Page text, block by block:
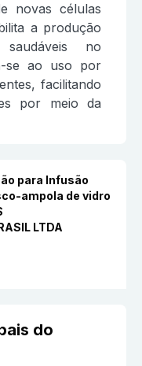
novas células
a produção
no
se ao uso por
facilitando
por meio da
para Infusão
ampola de vidro
LTDA
do